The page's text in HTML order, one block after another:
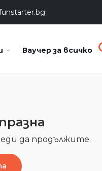
Ваучер за всичко
да продължите.